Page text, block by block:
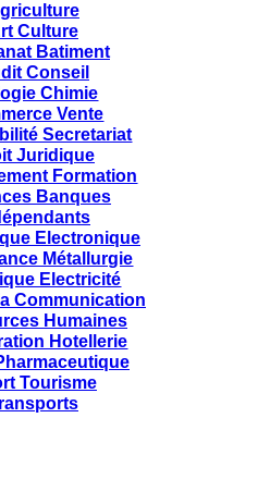
Culture
Batiment
Conseil
Chimie
Vente
Secretariat
Juridique
Formation
Banques
Electronique
Métallurgie
Electricité
Communication
Humaines
Hotellerie
Tourisme